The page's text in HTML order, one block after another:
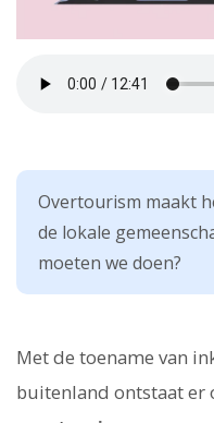
Overtourism maakt
de lokale
moeten we doen?
Met de toename van
buitenland ontstaat er